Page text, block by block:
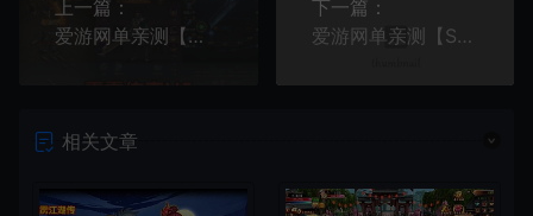
上一篇：
爱游网单亲测【传奇雷霆H5单机版】最新整理带假人传奇之阿发雷霆无限等级多区跨服超变版三网H5游戏带GM后台 虚拟机一键端 支持自配家庭局域网
下一篇：
爱游网单亲测【SSJS6赛季单机版】最新整理修复版 apk+H5网页 配套GM充值后台 代金券内购 虚拟机一键端 纯离线单机
相关文章